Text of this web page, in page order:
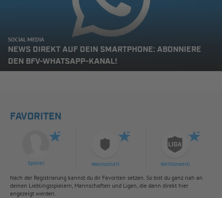
SOCIAL MEDIA
NEWS DIREKT AUF DEIN SMARTPHONE: ABONNIERE
DEN BFV-WHATSAPP-KANAL!
FAVORITEN
Spieler Mannschaft Wettbewerb
Nach der Registrierung kannst du dir Favoriten setzen. So bist du ganz nah an
deinen Lieblingsspielern, Mannschaften und Ligen, die dann direkt hier
angezeigt werden.